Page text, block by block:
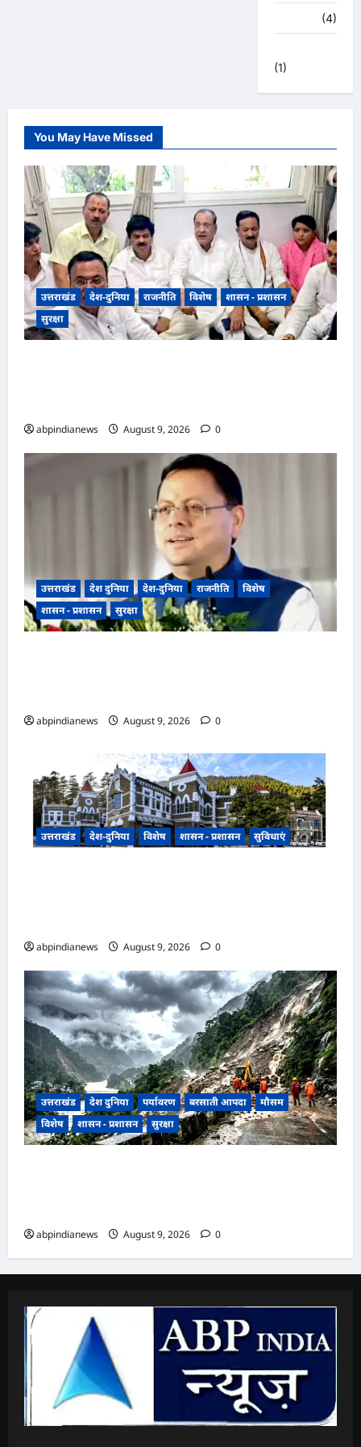
(4)
(1)
You May Have Missed
उत्तराखंड देश-दुनिया राजनीति विशेष
शासन - प्रशासन
सुरक्षा
abpindianews August 9, 2026 0
उत्तराखंड देश दुनिया देश-दुनिया राजनीति
विशेष
शासन - प्रशासन
सुरक्षा
abpindianews August 9, 2026 0
उत्तराखंड देश-दुनिया विशेष शासन - प्रशासन सुविधाएं
abpindianews August 9, 2026 0
उत्तराखंड देश दुनिया पर्यावरण बरसाती आपदा
मौसम
विशेष
शासन - प्रशासन सुरक्षा
abpindianews August 9, 2026 0